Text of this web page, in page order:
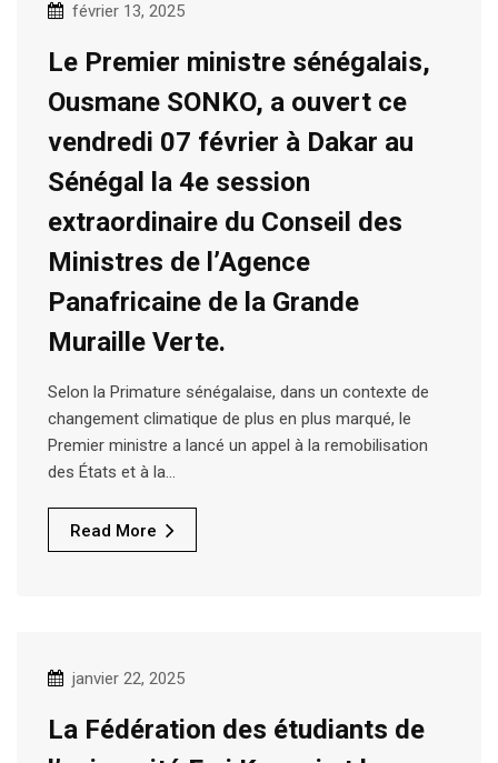
février 13, 2025
Le Premier ministre sénégalais,
Ousmane SONKO, a ouvert ce
vendredi 07 février à Dakar au
Sénégal la 4e session
extraordinaire du Conseil des
Ministres de l’Agence
Panafricaine de la Grande
Muraille Verte.
Selon la Primature sénégalaise, dans un contexte de
changement climatique de plus en plus marqué, le
Premier ministre a lancé un appel à la remobilisation
des États et à la…
Read More
janvier 22, 2025
La Fédération des étudiants de